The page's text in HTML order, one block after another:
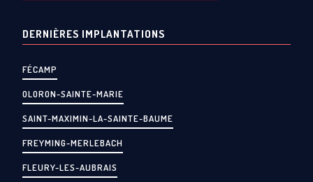
DERNIÈRES IMPLANTATIONS
FÉCAMP
OLORON-SAINTE-MARIE
SAINT-MAXIMIN-LA-SAINTE-BAUME
FREYMING-MERLEBACH
FLEURY-LES-AUBRAIS